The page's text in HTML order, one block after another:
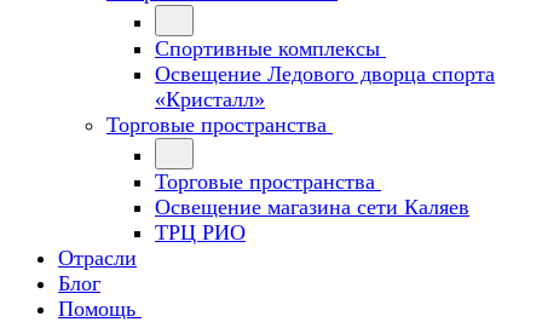
Спортивные комплексы
Освещение Ледового дворца спорта
«Кристалл»
Торговые пространства
Торговые пространства
Освещение магазина сети Каляев
ТРЦ РИО
Отрасли
Блог
Помощь